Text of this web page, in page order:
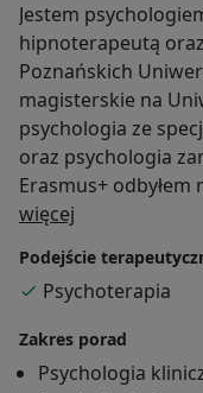
Jestem
hipnoterapeutą
Poznańskich
magisterskie na
psychologia ze
oraz psychologia
Erasmus+
studencka na
Obecnie jestem w
szkoleń z zakresu
psychologicznej,
więcej
Podejście
Psychoterapia
Zakres porad
Psychologia